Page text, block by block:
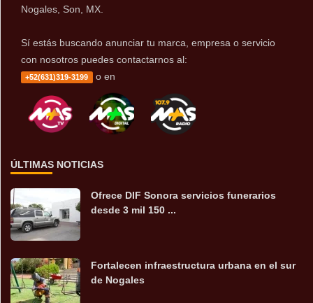
Nogales, Son, MX.
Sí estás buscando anunciar tu marca, empresa o servicio
con nosotros puedes contactarnos al:
+52(631)319-3199 o en
ÚLTIMAS NOTICIAS
Ofrece DIF Sonora servicios funerarios
desde 3 mil 150 ...
Fortalecen infraestructura urbana en el sur
de Nogales